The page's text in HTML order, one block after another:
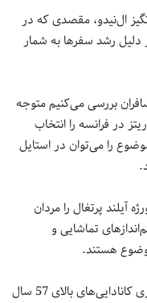
ال‌نیدو، مقصدی که در
رشد سفرها به شمار
بررسی می‌کنیم متوجه
بیاریتز در فرانسه را انتخاب
را می‌توان در استایل
آیلند پرتغال را مردان
تماشایی و
هستند.
طبق این گزارش محبوب‌ترین مقصد گردشگری کانادایی‌های بالای 57 سال